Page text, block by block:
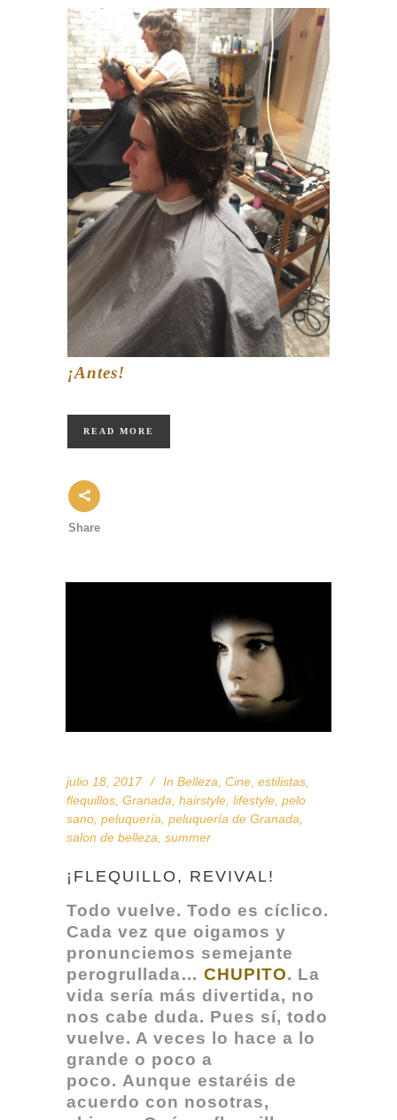
¡Antes!
READ MORE
Share
julio 18, 2017 In Belleza Cine estilistas
flequillos Granada hairstyle lifestyle pelo
sano peluquería peluquería de Granada
salon de belleza summer
¡FLEQUILLO, REVIVAL!
Todo vuelve. Todo es cíclico.
Cada vez que oigamos y
pronunciemos semejante
perogrullada… CHUPITO. La
vida sería más divertida, no
nos cabe duda. Pues sí, todo
vuelve. A veces lo hace a lo
grande o poco a
poco. Aunque estaréis de
acuerdo con nosotras,